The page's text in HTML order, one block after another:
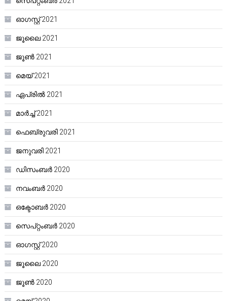
ഓഗസ്റ്റ്‌ 2021
ജൂലൈ 2021
ജൂൺ 2021
മെയ്‌ 2021
ഏപ്രിൽ 2021
മാർച്ച്‌ 2021
ഫെബ്രുവരി 2021
ജനുവരി 2021
ഡിസംബർ 2020
നവംബർ 2020
ഒക്ടോബർ 2020
സെപ്റ്റംബർ 2020
ഓഗസ്റ്റ്‌ 2020
ജൂലൈ 2020
ജൂൺ 2020